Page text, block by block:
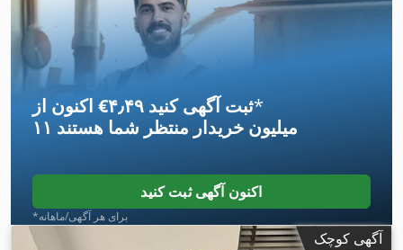
اکنون از ‎€۴٫۴۹ ثبت آگهی کنید*
۱۱ میلیون خریدار منتظر شما هستند
اکنون آگهی ثبت کنید
*برای هر آگهی/ماهانه
آگهی کوچک